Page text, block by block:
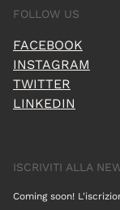
FOLLOW US
FACEBOOK
INSTAGRAM
TWITTER
LINKEDIN
ISCRIVITI ALLA
Coming soon!